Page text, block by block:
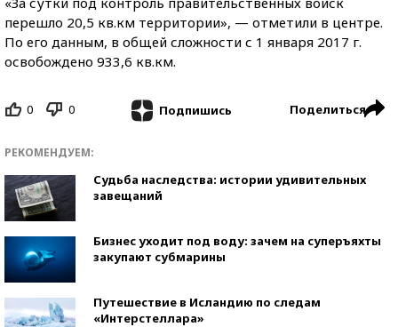
перешло 20,5 кв.км территории», — отметили в центре.
По его данным, в общей сложности с 1 января 2017 г.
освобождено 933,6 кв.км.
0 0 Подпишись Поделиться
РЕКОМЕНДУЕМ:
Судьба наследства: истории удивительных
завещаний
Бизнес уходит под воду: зачем на суперъяхты
закупают субмарины
Путешествие в Исландию по следам
«Интерстеллара»